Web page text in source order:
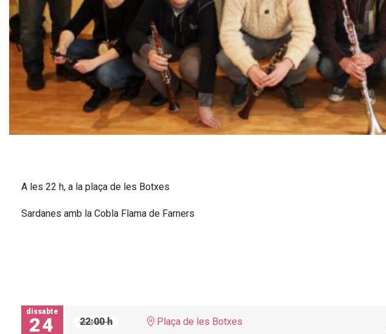
A les 22 h, a la plaça de les Botxes
Sardanes amb la Cobla Flama de Farners
dissabte
24 22:00 h Plaça de les Botxes